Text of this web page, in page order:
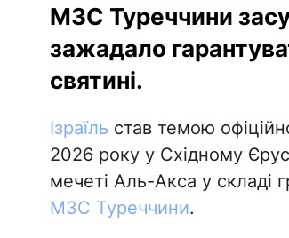
МЗС Туреччини
зажадало
святині.
Ізраїль став темою
2026 року у Східному
мечеті Аль-Акса у складі
МЗС Туреччини.